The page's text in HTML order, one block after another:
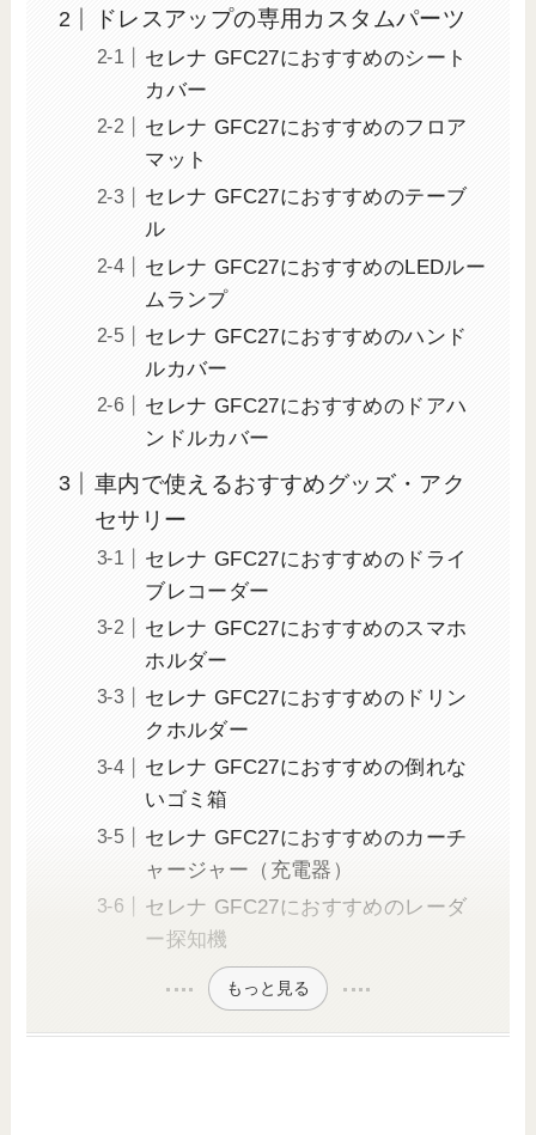
ドレスアップの専用カスタムパーツ
セレナ GFC27におすすめのシート
カバー
セレナ GFC27におすすめのフロア
マット
セレナ GFC27におすすめのテーブ
ル
セレナ GFC27におすすめのLEDルー
ムランプ
セレナ GFC27におすすめのハンド
ルカバー
セレナ GFC27におすすめのドアハ
ンドルカバー
車内で使えるおすすめグッズ・アク
セサリー
セレナ GFC27におすすめのドライ
ブレコーダー
セレナ GFC27におすすめのスマホ
ホルダー
セレナ GFC27におすすめのドリン
クホルダー
セレナ GFC27におすすめの倒れな
いゴミ箱
セレナ GFC27におすすめのカーチ
ャージャー（充電器）
セレナ GFC27におすすめのレーダ
ー探知機
もっと見る